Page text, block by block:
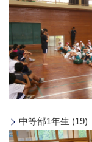
中等部1年生 (19)